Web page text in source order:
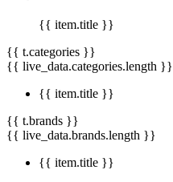
{{ item.title }}
{{ t.categories }}
{{ live_data.categories.length }}
{{ item.title }}
{{ t.brands }}
{{ live_data.brands.length }}
{{ item.title }}